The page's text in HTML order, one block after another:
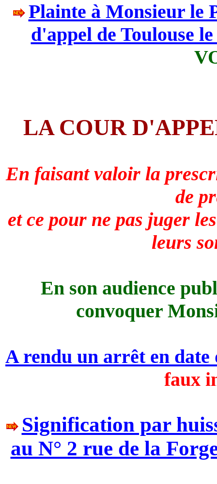
Plainte à Monsieur le
d'appel de Toulouse
LA COUR
En faisant valoir la
de
et ce pour ne pas juger
leurs
En son audience
convoquer
A rendu un arrêt en date
faux
Signification par
au N° 2 rue de la